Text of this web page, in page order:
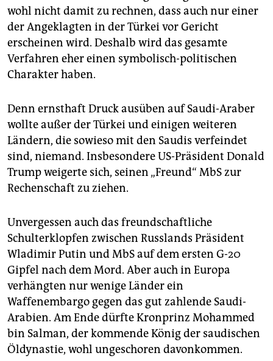
wohl nicht damit zu rechnen, dass auch nur einer
der Angeklagten in der Türkei vor Gericht
erscheinen wird. Deshalb wird das gesamte
Verfahren eher einen symbolisch-politischen
Charakter haben.
Denn ernsthaft Druck ausüben auf Saudi-Araber
wollte außer der Türkei und einigen weiteren
Ländern, die sowieso mit den Saudis verfeindet
sind, niemand. Insbesondere US-Präsident Donald
Trump weigerte sich, seinen „Freund“ MbS zur
Rechenschaft zu ziehen.
Unvergessen auch das freundschaftliche
Schulterklopfen zwischen Russlands Präsident
Wladimir Putin und MbS auf dem ersten G-20
Gipfel nach dem Mord. Aber auch in Europa
verhängten nur wenige Länder ein
Waffenembargo gegen das gut zahlende Saudi-
Arabien. Am Ende dürfte Kronprinz Mohammed
bin Salman, der kommende König der saudischen
Öldynastie, wohl ungeschoren davonkommen.